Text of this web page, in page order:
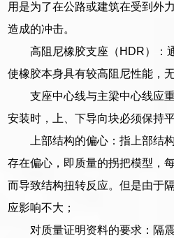
用是为了在公路或建筑在受到外
造成的冲击。
高阻尼橡胶支座（HDR）：
使橡胶本身具有较高阻尼性能，
支座中心线与主梁中心线应
安装时，上、下导向块必须保持
上部结构的偏心：指上部结
存在偏心，即质量的拐把模型，
而导致结构扭转反应。但是由于
应影响不大；
对质量证明资料的要求：隔